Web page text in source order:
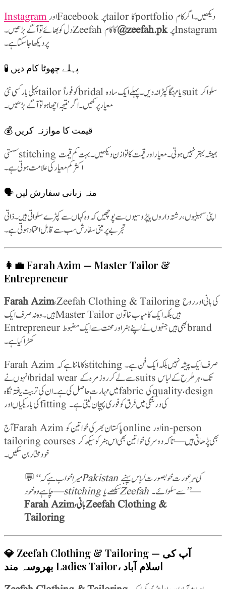
Instagramاور Facebook پر tailor کا portfolio دیکھیں۔ اگر کام
@zeefah.pkپر Instagram
پر دیکھا جا سکتا ہے۔
🧪 پہلے چھوٹا کام دیں
پہلی بار کسی نئی tailor کو فوراً bridal یا مہنگا کپڑا نہ دیں۔ پہلے ایک سادہ suit سلوا کر
معیار پرکھیں۔ اگر نتیجہ اچھا ہو تو آگے بڑھیں۔
💰 قیمت کا موازنہ کریں
سستی stitching ہمیشہ بہتر نہیں ہوتی۔ معیار اور قیمت کا توازن دیکھیں۔ بہت کم قیمت
اکثر کم معیار کی علامت ہوتی ہے۔
🗣️ منہ زبانی سفارش لیں
اپنی سہیلیوں، رشتہ داروں یا پڑوسیوں سے پوچھیں کہ وہ کہاں سے کپڑے سلواتی ہیں۔ ذاتی
تجربے پر مبنی سفارش سب سے قابل اعتماد ہوتی ہے۔
👩‍💼 Farah Azim — Master Tailor &
Entrepreneur
Farah Azim، Zeefah Clothing & Tailoring کی بانی اور روح
ہیں۔ وہ نہ صرف ایک Master Tailor ہیں بلکہ ایک کامیاب خاتون
Entrepreneur بھی ہیں جنہوں نے اپنے ہنر اور محنت سے ایک مضبوط brand
کھڑا کیا ہے۔
Farah Azim کا ماننا ہے کہ stitching صرف ایک پیشہ نہیں بلکہ ایک فن ہے۔
انہوں نے bridal wear سے لے کر روزمرہ کے suits تک، ہر طرح کے لباس
میں مہارت حاصل کی ہے۔ ان کی تربیت یافتہ نگاہ fabric کی quality، design
کی باریکیاں اور fitting کی درستگی میں فرق کو فوری پہچان لیتی ہے۔
آج Farah Azim پاکستان بھر کی خواتین کو online اور in-person
tailoring courses بھی پڑھاتی ہیں — تاکہ دوسری خواتین بھی اس ہنر کو سیکھ کر
خود مختار بن سکیں۔
💬“میرا خواب ہے کہ Pakistan کی ہر عورت خوبصورت لباس پہنے
— چاہے وہ خود stitching سیکھے یا Zeefah سے سلوائے۔”—
Farah Azim، بانی Zeefah Clothing &
Tailoring
💎 Zeefah Clothing & Tailoring — آپ کی
بھروسہ مند Ladies Tailor، اسلام آباد